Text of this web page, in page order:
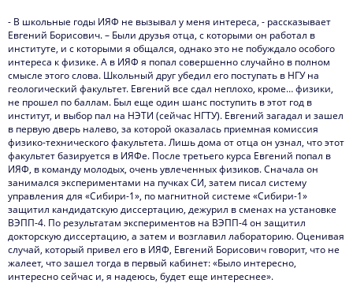
- В школьные годы ИЯФ не вызывал у меня интереса, - рассказывает
Евгений Борисович. – Были друзья отца, с которыми он работал в
институте, и с которыми я общался, однако это не побуждало особого
интереса к физике. А в ИЯФ я попал совершенно случайно в полном
смысле этого слова. Школьный друг убедил его поступать в НГУ на
геологический факультет. Евгений все сдал неплохо, кроме… физики,
не прошел по баллам. Был еще один шанс поступить в этот год в
институт, и выбор пал на НЭТИ (сейчас НГТУ). Евгений загадал и зашел
в первую дверь налево, за которой оказалась приемная комиссия
физико-технического факультета. Лишь дома от отца он узнал, что этот
факультет базируется в ИЯФе. После третьего курса Евгений попал в
ИЯФ, в команду молодых, очень увлеченных физиков. Сначала он
занимался экспериментами на пучках СИ, затем писал систему
управления для «Сибири-1», по магнитной системе «Сибири-1»
защитил кандидатскую диссертацию, дежурил в сменах на установке
ВЭПП-4. По результатам экспериментов на ВЭПП-4 он защитил
докторскую диссертацию, а затем и возглавил лабораторию. Оценивая
случай, который привел его в ИЯФ, Евгений Борисович говорит, что не
жалеет, что зашел тогда в первый кабинет: «Было интересно,
интересно сейчас и, я надеюсь, будет еще интереснее».